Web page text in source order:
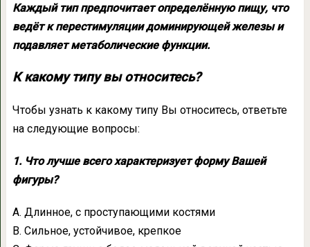
Каждый тип предпочитает определённую пищу, что
ведёт к перестимуляции доминирующей железы и
подавляет метаболические функции.
К какому типу вы относитесь?
Чтобы узнать к какому типу Вы относитесь, ответьте
на следующие вопросы:
1. Что лучше всего характеризует форму Вашей
фигуры?
А. Длинное, с проступающими костями
В. Сильное, устойчивое, крепкое